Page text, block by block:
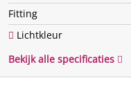
Lichtsensor
Fysiek
Type
Fitting
Lichtkleur
Bekijk alle specificaties